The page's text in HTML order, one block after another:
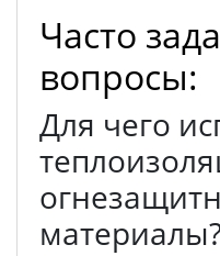
Часто
вопросы:
Для чего